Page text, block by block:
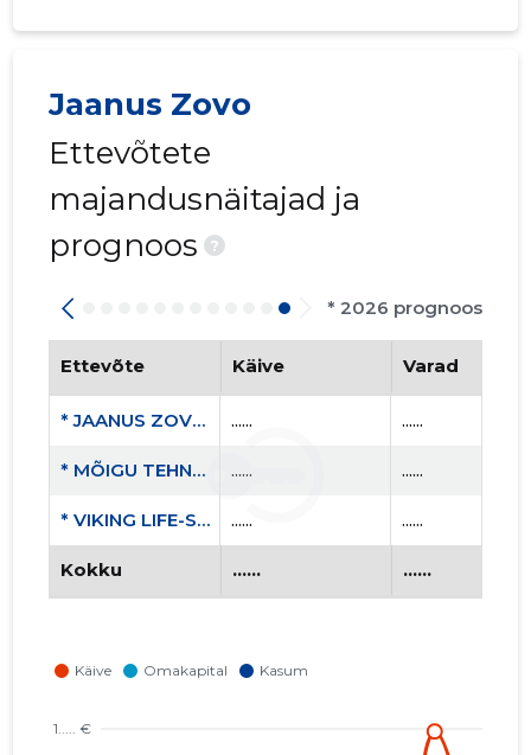
Jaanus Zovo
Ettevõtete
majandusnäitajad ja
prognoos
?
* 2026 prognoos
Ettevõte Käive Varad
* JAANUS ZOVO CONSULTING FIE ...... ......
* MÕIGU TEHNOPARGI HALDUS MTÜ ...... ......
* VIKING LIFE-SAVING EQUIPMENT ESTONIA AS ...... ......
Kokku ...... ......